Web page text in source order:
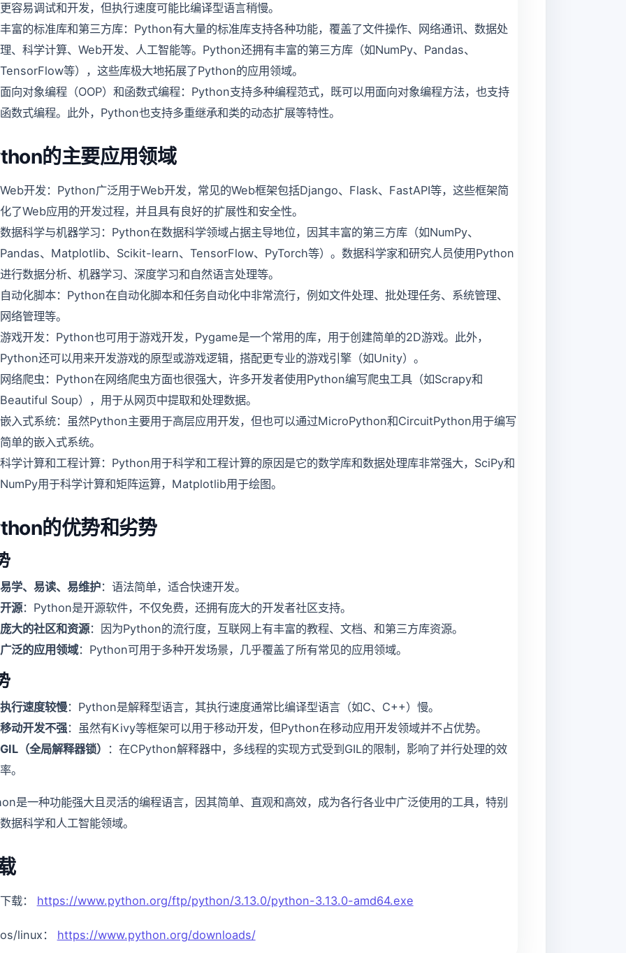
更容易调试和开发，但执行速度可能比编译型语言稍慢。
丰富的标准库和第三方库：Python有大量的标准库支持各种功能，覆盖了文件操作、网络通讯、数据处
理、科学计算、Web开发、人工智能等。Python还拥有丰富的第三方库（如NumPy、Pandas、
TensorFlow等），这些库极大地拓展了Python的应用领域。
面向对象编程（OOP）和函数式编程：Python支持多种编程范式，既可以用面向对象编程方法，也支持
函数式编程。此外，Python也支持多重继承和类的动态扩展等特性。
的主要应用领域
Web开发：Python广泛用于Web开发，常见的Web框架包括Django、Flask、FastAPI等，这些框架简
化了Web应用的开发过程，并且具有良好的扩展性和安全性。
数据科学与机器学习：Python在数据科学领域占据主导地位，因其丰富的第三方库（如NumPy、
Pandas、Matplotlib、Scikit-learn、TensorFlow、PyTorch等）。数据科学家和研究人员使用Python
进行数据分析、机器学习、深度学习和自然语言处理等。
自动化脚本：Python在自动化脚本和任务自动化中非常流行，例如文件处理、批处理任务、系统管理、
网络管理等。
游戏开发：Python也可用于游戏开发，Pygame是一个常用的库，用于创建简单的2D游戏。此外，
Python还可以用来开发游戏的原型或游戏逻辑，搭配更专业的游戏引擎（如Unity）。
网络爬虫：Python在网络爬虫方面也很强大，许多开发者使用Python编写爬虫工具（如Scrapy和
Beautiful Soup），用于从网页中提取和处理数据。
嵌入式系统：虽然Python主要用于高层应用开发，但也可以通过MicroPython和CircuitPython用于编写
简单的嵌入式系统。
科学计算和工程计算：Python用于科学和工程计算的原因是它的数学库和数据处理库非常强大，SciPy和
NumPy用于科学计算和矩阵运算，Matplotlib用于绘图。
的优势和劣势
易学、易读、易维护：语法简单，适合快速开发。
开源：Python是开源软件，不仅免费，还拥有庞大的开发者社区支持。
庞大的社区和资源：因为Python的流行度，互联网上有丰富的教程、文档、和第三方库资源。
广泛的应用领域：Python可用于多种开发场景，几乎覆盖了所有常见的应用领域。
执行速度较慢：Python是解释型语言，其执行速度通常比编译型语言（如C、C++）慢。
移动开发不强：虽然有Kivy等框架可以用于移动开发，但Python在移动应用开发领域并不占优势。
GIL（全局解释器锁）
：在CPython解释器中，多线程的实现方式受到GIL的限制，影响了并行处理的效
率。
是一种功能强大且灵活的编程语言，因其简单、直观和高效，成为各行各业中广泛使用的工具，特别
据科学和人工智能领域。
载： https://www.python.org/ftp/python/3.13.0/python-3.13.0-amd64.exe
linux： https://www.python.org/downloads/